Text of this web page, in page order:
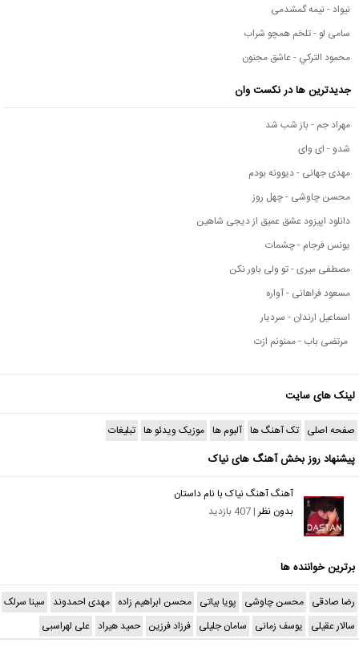
نیواد - نیمه گمشدمی
سامی لو - تلخم همچو شراب
محمود التركي - عاشق مجنون
جدیدترین ها در نکست وان
مهراد جم - باز شب شد
شدو - ای وای
مهدی جهانی - دیوونه بودم
محسن چاوشی - چهل روز
دانلود اپیزود عشق عمیق از دیجی شاهین
یونس فرجام - چشمات
مصطفی میری - تو ولی باور نکن
مسعود فراهانی - آواره
اسماعیل ارندان - سردیار
مرتضی باب - ممنونم ازت
لینک های سایت
صفحه اصلی تک آهنگ ها آلبوم ها موزیک ویدئو ها تبلیغات
پیشنهاد روز بخش آهنگ های نیاک
آهنگ آهنگ نیاک با نام داستان
بدون نظر | 407 بازدید
برترین خواننده ها
رضا صادقی محسن چاوشی پویا بیاتی محسن ابراهیم زاده مهدی احمدوند سینا سرلک
سالار عقیلی یوسف زمانی سامان جلیلی فرزاد فرزین حمید هیراد علی لهراسبی